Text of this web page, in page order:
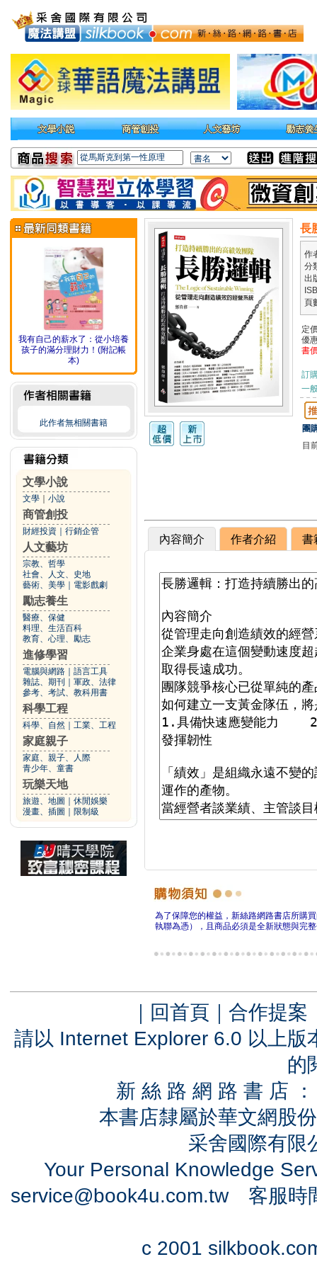
我有自己的薪水了：從小培養
孩子的滿分理財力！(附記帳
本)
此作者無相關書籍
文學小說
文學 小說
商管創投
財經投資 行銷企管
人文藝坊
宗教、哲學
社會、人文、史地
藝術、美學
電影戲劇
勵志養生
醫療、保健
料理、生活百科
教育、心理、勵志
進修學習
電腦與網路
語言工具
雜誌、期刊
軍政、法律
參考、考試、教科用書
科學工程
科學、自然 工業、工程
家庭親子
家庭、親子、人際
青少年、童書
玩樂天地
旅遊、地圖
休閒娛樂
漫畫、插圖
限制級
長
作
分
出
頁
定
優
書
訂
一
團
目
內容簡介 作者介紹 書
為了保障您的權益，新絲路網路書店所購
執聯為憑），且商品必須是全新狀態與完
｜ 回首頁 ｜ 合作提案
請以 Internet Explorer 6.0 以上
的
新 絲 路 網 路 書 店
本書店隸屬於華文網股
采舍國際有
Your Personal Knowledge
service@book4u.com.tw客服時
c 2001